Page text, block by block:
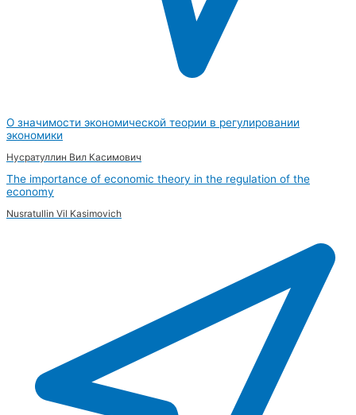
О значимости экономической теории в регулировании
экономики
Нусратуллин Вил Касимович
The importance of economic theory in the regulation of the
economy
Nusratullin Vil Kasimovich